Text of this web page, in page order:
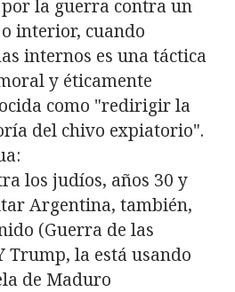
la guerra contra un
interior, cuando
internos es una táctica
y éticamente
como "redirigir la
del chivo expiatorio".
los judíos, años 30 y
Argentina, también,
(Guerra de las
Trump, la está usando
de Maduro